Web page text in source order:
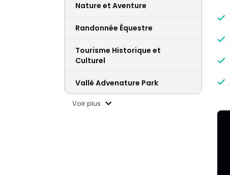
Nature et Aventure
Randonnée Équestre
Tourisme Historique et
Culturel
Vallé Advenature Park
Voir plus